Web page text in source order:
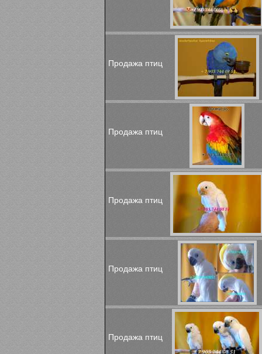
Продажа птиц
Продажа птиц
Продажа птиц
Продажа птиц
Продажа птиц